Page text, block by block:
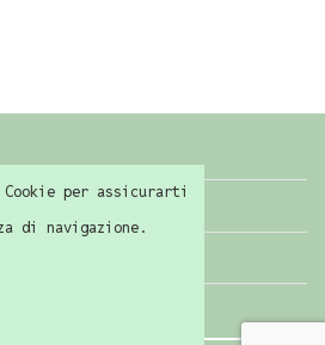
Cookie per assicurarti
di navigazione.